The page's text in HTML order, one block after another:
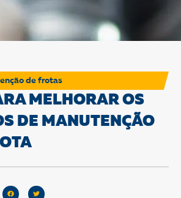
de frotas
MELHORAR OS
DE MANUTENÇÃO